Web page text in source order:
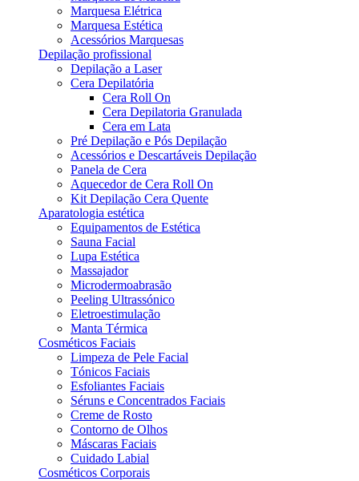
Marquesa Elétrica
Marquesa Estética
Acessórios Marquesas
Depilação profissional
Depilação a Laser
Cera Depilatória
Cera Roll On
Cera Depilatoria Granulada
Cera em Lata
Pré Depilação e Pós Depilação
Acessórios e Descartáveis Depilação
Panela de Cera
Aquecedor de Cera Roll On
Kit Depilação Cera Quente
Aparatologia estética
Equipamentos de Estética
Sauna Facial
Lupa Estética
Massajador
Microdermoabrasão
Peeling Ultrassónico
Eletroestimulação
Manta Térmica
Cosméticos Faciais
Limpeza de Pele Facial
Tónicos Faciais
Esfoliantes Faciais
Séruns e Concentrados Faciais
Creme de Rosto
Contorno de Olhos
Máscaras Faciais
Cuidado Labial
Cosméticos Corporais